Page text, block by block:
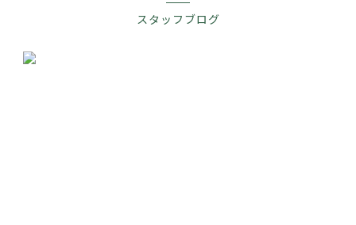
スタッフブログ